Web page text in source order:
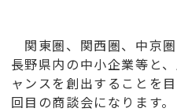
関東圏、関西圏、中京
長野県内の中小企業等と
ャンスを創出することを
回目の商談会になります